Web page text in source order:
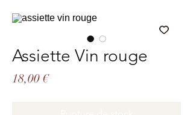
Assiette Vin rouge
18,00 €Prix